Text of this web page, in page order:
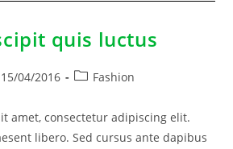
quis luctus
15/04/2016 Fashion
amet, consectetur adipiscing elit.
libero. Sed cursus ante dapibus